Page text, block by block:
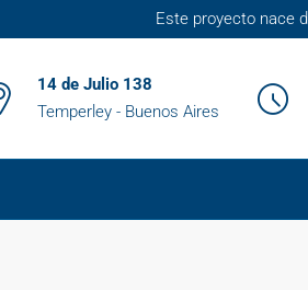
Este proyecto nace
14 de Julio 138
Temperley - Buenos Aires